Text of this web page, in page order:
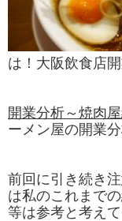
は！大阪飲食店
開業分析～焼肉
ーメン屋の開業
前回に引き続き
は私のこれまで
等は参考と考えて